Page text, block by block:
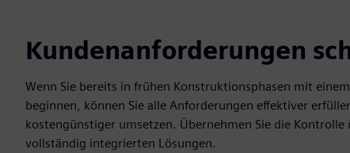
Kundenanforderungen
Wenn Sie bereits in frühen Konstruktionsphasen mit
beginnen, können Sie alle Anforderungen effektiver
kostengünstiger umsetzen. Übernehmen Sie die
vollständig integrierten Lösungen.